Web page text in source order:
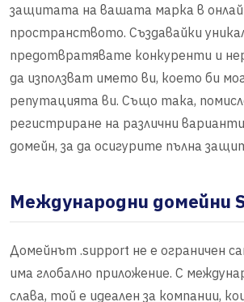
защитата на вашата марка в
пространството. Създавайки
предотвратявате конкуренти и
да използват името ви, което би
репутацията ви. Също така,
регистриране на различни
домейн, за да осигурите пълна
Международни домейни
Домейнът .support не е ограничен
има глобално приложение. С
слава, той е идеален за компании,